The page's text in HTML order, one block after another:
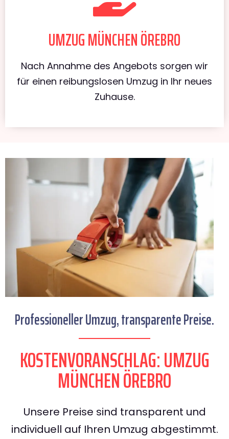
UMZUG MÜNCHEN ÖREBRO
Nach Annahme des Angebots sorgen wir
für einen reibungslosen Umzug in Ihr neues
Zuhause.
Professioneller Umzug, transparente Preise.
KOSTENVORANSCHLAG: UMZUG
MÜNCHEN ÖREBRO
Unsere Preise sind transparent und
individuell auf Ihren Umzug abgestimmt.